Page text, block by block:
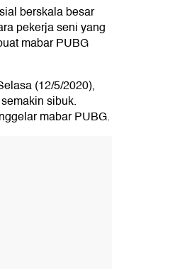
berskala besar
pekerja seni yang
mabar PUBG
(12/5/2020),
sibuk.
mabar PUBG.